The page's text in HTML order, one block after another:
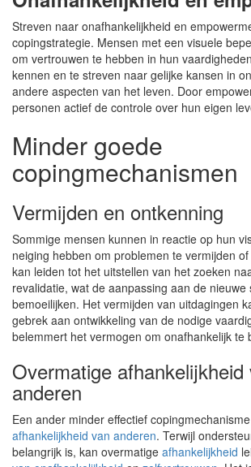
Streven naar onafhankelijkheid en
copingstrategie. Mensen met een visuele
om vertrouwen te hebben in hun
kennen en te streven naar gelijke kansen in
andere aspecten van het leven. Door
personen actief de controle over hun eigen
Minder goede
copingmechanismen
Vermijden en ontkenning
Sommige mensen kunnen in reactie op hun
neiging hebben om problemen te vermijden
kan leiden tot het uitstellen van het zoeken
revalidatie, wat de aanpassing aan de nieuwe
bemoeilijken. Het vermijden van uitdagingen
gebrek aan ontwikkeling van de nodige
belemmert het vermogen om onafhankelijk te
Overmatige afhankelijkheid
anderen
Een ander minder effectief
afhankelijkheid van anderen. Terwijl
belangrijk is, kan overmatige afhankelijkheid